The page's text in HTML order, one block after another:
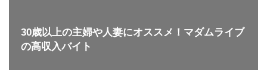
30歳以上の主婦や人妻にオススメ！マダムライブ
の高収入バイト